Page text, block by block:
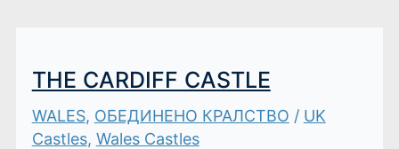
THE CARDIFF CASTLE
WALES, ОБЕДИНЕНО КРАЛСТВО / UK
Castles, Wales Castles